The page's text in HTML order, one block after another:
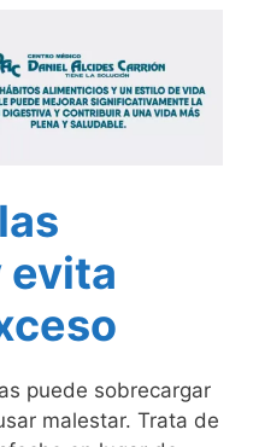
evita
puede sobrecargar
malestar. Trata de